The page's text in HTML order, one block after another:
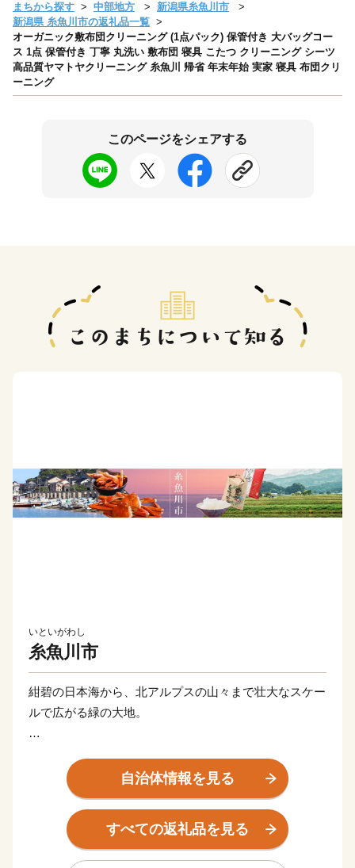
まちから探す 中部地方
新潟県糸魚川市
新潟県 糸魚川市の返礼品一覧
オーガニック敷布団クリーニング (1点パック) 保管付き 大バッグコー
ス 1点 保管付き 丁寧 丸洗い 敷布団 寝具 こたつ クリーニング シーツ
高品質ヤマトヤクリーニング 糸魚川 帰省 年末年始 実家 寝具 布団クリ
ーニング
このページをシェアする
いといがわし
糸魚川市
紺碧の日本海から、北アルプスの山々まで壮大なスケー
ルで広がる緑の大地。
岳）と３つの県立公園（久比岐、白馬山麓、親不知子不
知）があり、その豊かな自然は、訪れた人を圧倒し、魅
了します。
自治体情報を見る
すべての返礼品を見る